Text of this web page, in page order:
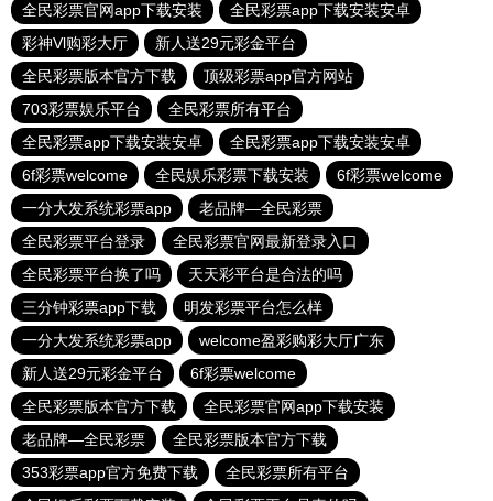
全民彩票官网app下载安装
全民彩票app下载安装安卓
彩神Vl购彩大厅
新人送29元彩金平台
全民彩票版本官方下载
顶级彩票app官方网站
703彩票娱乐平台
全民彩票所有平台
全民彩票app下载安装安卓
全民彩票app下载安装安卓
6f彩票welcome
全民娱乐彩票下载安装
6f彩票welcome
一分大发系统彩票app
老品牌—全民彩票
全民彩票平台登录
全民彩票官网最新登录入口
全民彩票平台换了吗
天天彩平台是合法的吗
三分钟彩票app下载
明发彩票平台怎么样
一分大发系统彩票app
welcome盈彩购彩大厅广东
新人送29元彩金平台
6f彩票welcome
全民彩票版本官方下载
全民彩票官网app下载安装
老品牌—全民彩票
全民彩票版本官方下载
353彩票app官方免费下载
全民彩票所有平台